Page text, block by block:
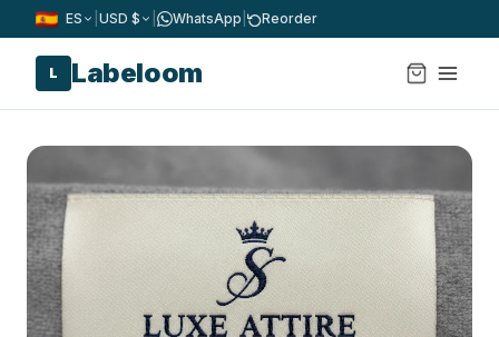
ES USD $ WhatsApp Reorder
L Labeloom